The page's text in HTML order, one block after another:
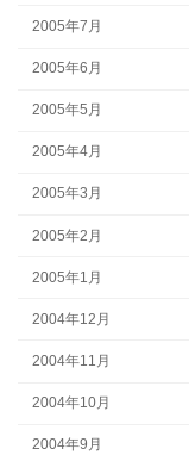
2005年7月
2005年6月
2005年5月
2005年4月
2005年3月
2005年2月
2005年1月
2004年12月
2004年11月
2004年10月
2004年9月